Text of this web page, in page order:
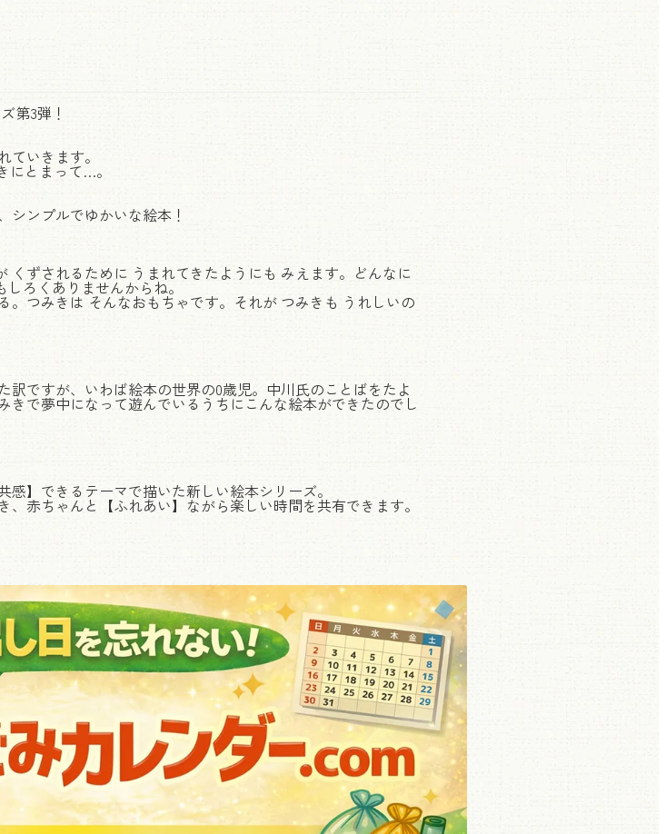
第3弾！
いきます。
にとまって…。
シンプルでゆかいな絵本！
くずされるために うまれてきたようにも みえます。どんなに
ろくありませんからね。
。つみきは そんなおもちゃです。それが つみきも うれしいの
ですが、いわば絵本の世界の0歳児。中川氏のことばをたよ
きで夢中になって遊んでいるうちにこんな絵本ができたのでし
】できるテーマで描いた新しい絵本シリーズ。
赤ちゃんと【ふれあい】ながら楽しい時間を共有できます。